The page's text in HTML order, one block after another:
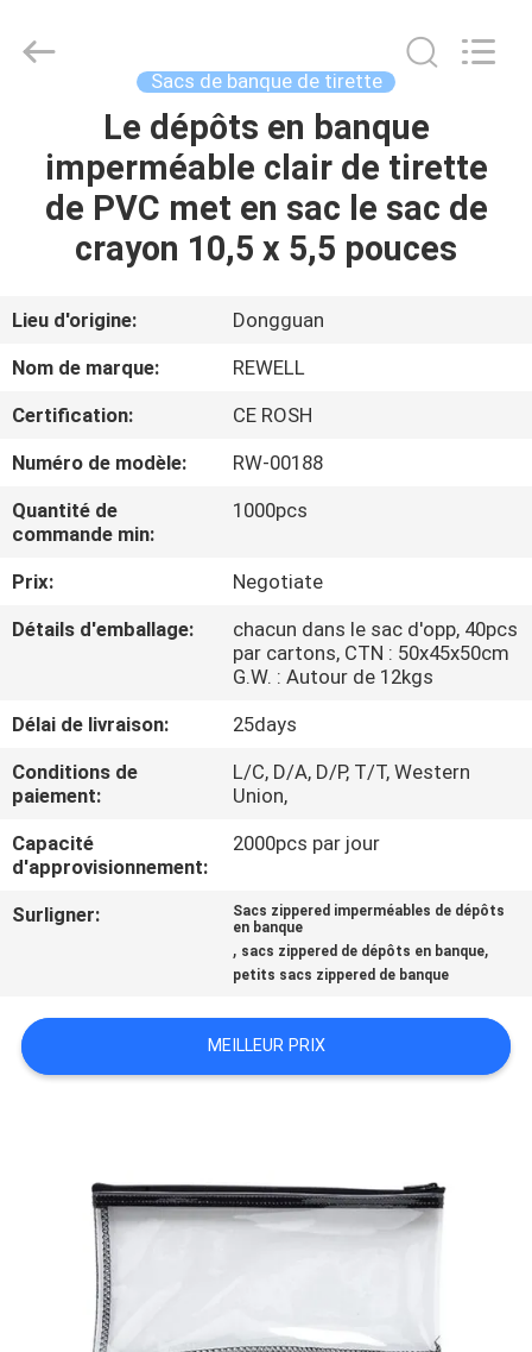
MAISON
PRODUITS
SUJET
DE
NOUS
VISITE
D'USINE
CONTRÔLE
DE
DU
SITE
PRIVACY
Group
Limited.
Sacs de banque de tirette
Le dépôts en banque
imperméable clair de tirette
de PVC met en sac le sac de
crayon 10,5 x 5,5 pouces
Lieu d'origine:
Dongguan
Nom de marque:
REWELL
Certification:
CE ROSH
Numéro de modèle:
RW-00188
Quantité de
commande min:
1000pcs
Prix:
Negotiate
Détails d'emballage:
chacun dans le sac d'opp, 40pcs
par cartons, CTN : 50x45x50cm
G.W. : Autour de 12kgs
Délai de livraison:
25days
Conditions de
paiement:
L/C, D/A, D/P, T/T, Western
Union,
Capacité
d'approvisionnement:
2000pcs par jour
Surligner:
Sacs zippered imperméables de dépôts
en banque
, sacs zippered de dépôts en banque,
petits sacs zippered de banque
MEILLEUR PRIX